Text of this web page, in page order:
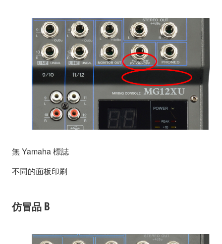
無 Yamaha 標誌
不同的面板印刷
仿冒品 B